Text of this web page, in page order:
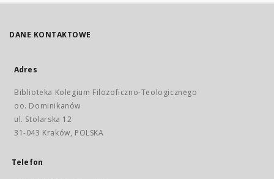
DANE KONTAKTOWE
Adres
Biblioteka Kolegium Filozoficzno-Teologicznego
oo. Dominikanów
ul. Stolarska 12
31-043 Kraków, POLSKA
Telefon